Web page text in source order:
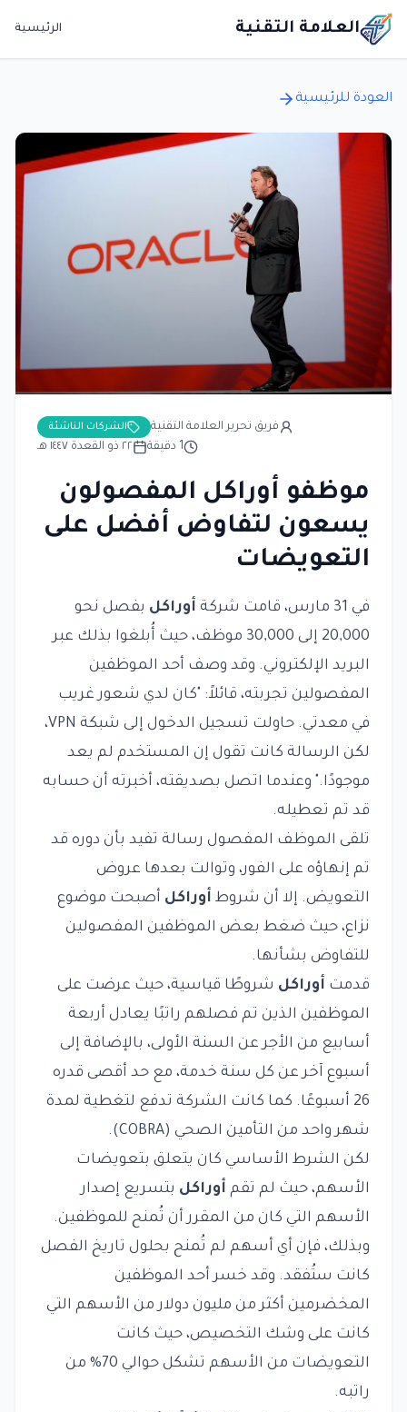
العلامة التقنية الرئيسية
العودة للرئيسية
الشركات الناشئة
فريق تحرير العلامة التقنية
٢٢ ذو القعدة ١٤٤٧ هـ
1 دقيقة
موظفو أوراكل المفصولون
يسعون لتفاوض أفضل على
التعويضات
في 31 مارس، قامت شركة أوراكل بفصل نحو
20,000 إلى 30,000 موظف، حيث أُبلغوا بذلك عبر
البريد الإلكتروني. وقد وصف أحد الموظفين
المفصولين تجربته، قائلاً: "كان لدي شعور غريب
في معدتي. حاولت تسجيل الدخول إلى شبكة VPN،
لكن الرسالة كانت تقول إن المستخدم لم يعد
موجودًا." وعندما اتصل بصديقته، أخبرته أن حسابه
قد تم تعطيله.
تلقى الموظف المفصول رسالة تفيد بأن دوره قد
تم إنهاؤه على الفور، وتوالت بعدها عروض
التعويض. إلا أن شروط أوراكل أصبحت موضوع
نزاع، حيث ضغط بعض الموظفين المفصولين
للتفاوض بشأنها.
قدمت أوراكل شروطًا قياسية، حيث عرضت على
الموظفين الذين تم فصلهم راتبًا يعادل أربعة
أسابيع من الأجر عن السنة الأولى، بالإضافة إلى
أسبوع آخر عن كل سنة خدمة، مع حد أقصى قدره
26 أسبوعًا. كما كانت الشركة تدفع لتغطية لمدة
شهر واحد من التأمين الصحي (COBRA).
لكن الشرط الأساسي كان يتعلق بتعويضات
الأسهم، حيث لم تقم أوراكل بتسريع إصدار
الأسهم التي كان من المقرر أن تُمنح للموظفين.
وبذلك، فإن أي أسهم لم تُمنح بحلول تاريخ الفصل
كانت ستُفقد. وقد خسر أحد الموظفين
المخضرمين أكثر من مليون دولار من الأسهم التي
كانت على وشك التخصيص، حيث كانت
التعويضات من الأسهم تشكل حوالي 70% من
راتبه.